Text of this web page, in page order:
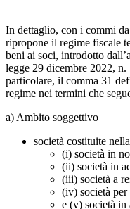
In dettaglio, con i commi
ripropone il regime fiscale
beni ai soci, introdotto
legge 29 dicembre 2022,
particolare, il comma 31
regime nei termini che
a) Ambito soggettivo
società costituite
(i) società in
(ii) società in
(iii) società a
(iv) società per
e (v) società in